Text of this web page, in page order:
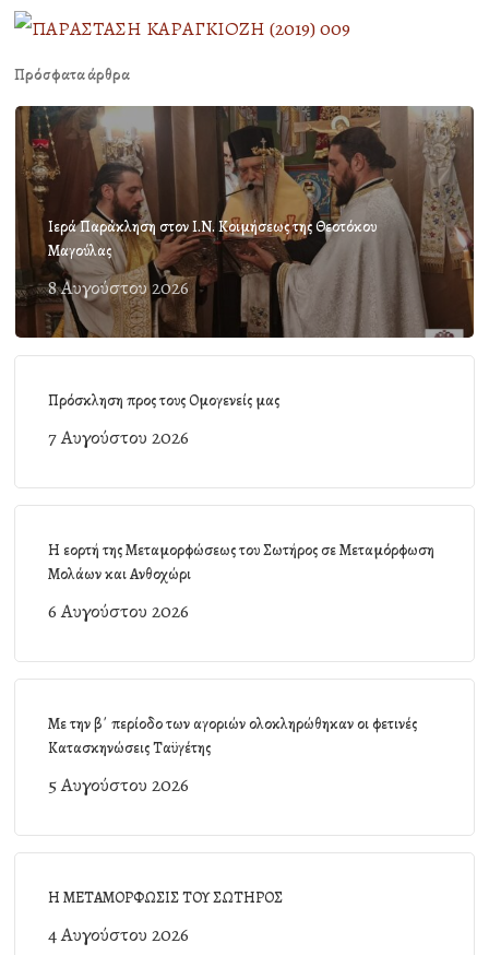
Πρόσφατα άρθρα
Ιερά Παράκληση στον Ι.Ν. Κοιμήσεως της Θεοτόκου
Μαγούλας
8 Αυγούστου 2026
Πρόσκληση προς τους Ομογενείς μας
7 Αυγούστου 2026
Η εορτή της Μεταμορφώσεως του Σωτήρος σε Μεταμόρφωση
Μολάων και Ανθοχώρι
6 Αυγούστου 2026
Με την β΄ περίοδο των αγοριών ολοκληρώθηκαν οι φετινές
Κατασκηνώσεις Ταϋγέτης
5 Αυγούστου 2026
Η ΜΕΤΑΜΟΡΦΩΣΙΣ ΤΟΥ ΣΩΤΗΡΟΣ
4 Αυγούστου 2026